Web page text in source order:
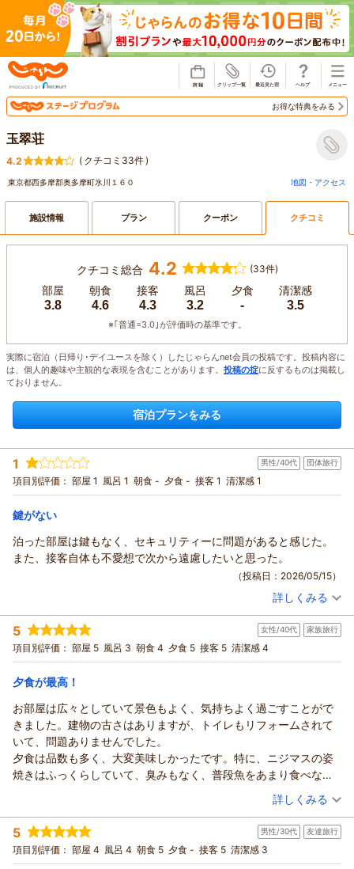
お得な特典をみる
玉翠荘
4.2 ( クチコミ33件)
東京都西多摩郡奥多摩町氷川１６０ 地図・アクセス
施設情報 プラン クーポン クチコミ
クチコミ総合 4.2 (33件)
部屋
3.8
朝食
4.6
接客
4.3
風呂
3.2
夕食
-
清潔感
3.5
※｢普通=3.0｣が評価時の基準です。
実際に宿泊（日帰り･デイユースを除く）したじゃらんnet会員の投稿です。投稿内容に
は、個人的趣味や主観的な表現を含むことがあります。 投稿の掟に反するものは掲載し
ておりません。
宿泊プランをみる
1 男性/40代 団体旅行
項目別評価： 部屋 1 風呂 1 朝食 - 夕食 - 接客 1 清潔感 1
鍵がない
泊った部屋は鍵もなく、セキュリティーに問題があると感じた。
また、接客自体も不愛想で次から遠慮したいと思った。
（投稿日：2026/05/15）
投稿者： たかちゃんさん(男性/40代)
宿泊プラン： 多摩川を一望。絶景の眺望宿でゆったり・・・【素泊まり】
和室 食事なし
宿泊価格帯： 9,001～10,000円(大人一人あたり/税込)
詳しくみる
5 女性/40代 家族旅行
項目別評価： 部屋 5 風呂 3 朝食 4 夕食 5 接客 5 清潔感 4
夕食が最高！
お部屋は広々としていて景色もよく、気持ちよく過ごすことがで
きました。建物の古さはありますが、トイレもリフォームされて
いて、問題ありませんでした。
夕食は品数も多く、大変美味しかったです。特に、ニジマスの姿
焼きはふっくらしていて、臭みもなく、普段魚をあまり食べない
スタッフの方たちも親切で、機会があればまた利用したいです。
あえて言えば、お風呂が地下4階だったので、階段の上り下りがち
ょっと大変でした。また、自販機がないので、飲み物は買って行
った方がよいかと思います。
（投稿日：2026/05/06）
宿泊時期： 2026年05月宿泊 (家族旅行)
投稿者： はなさん
宿泊プラン： ★一泊二食付き★【スタンダード】絶品季節会席×絶景客室×
天然温泉
和室 朝・夕
詳しくみる
5 男性/30代 友達旅行
項目別評価： 部屋 4 風呂 4 朝食 5 夕食 - 接客 5 清潔感 3